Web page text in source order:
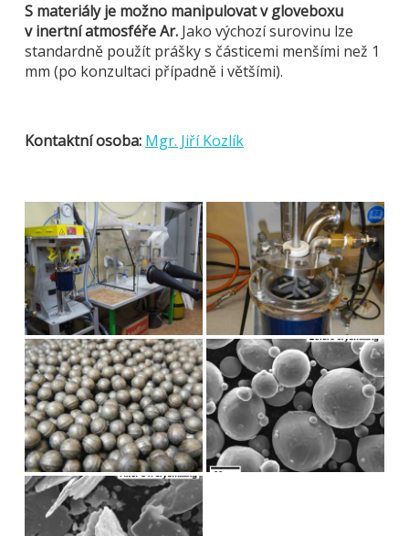
S materiály je možno manipulovat v gloveboxu
v inertní atmosféře Ar.Jako výchozí surovinu lze
standardně použít prášky s částicemi menšími než 1
mm (po konzultaci případně i většími).
Kontaktní osoba: Mgr. Jiří Kozlík